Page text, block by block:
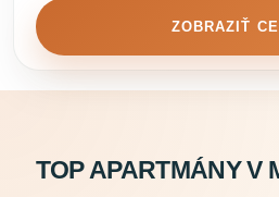
ZOBRAZIŤ
TOP APARTMÁNY V